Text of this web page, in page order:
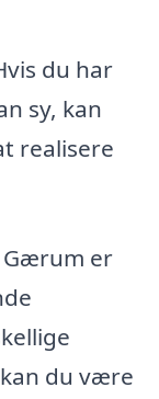
du har
sy, kan
realisere
er
du være